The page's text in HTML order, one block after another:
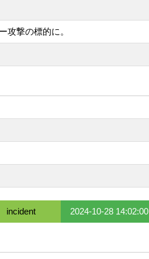
攻撃の標的に。
incident 2024-10-28 14:02:00